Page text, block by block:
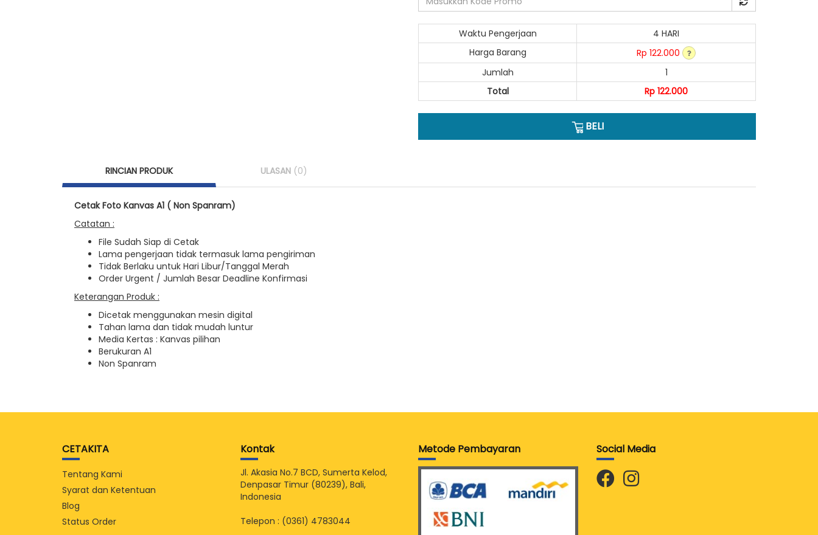
Waktu Pengerjaan
4 HARI
Harga Barang
Rp 122.000
Jumlah
1
Total
Rp 122.000
BELI
RINCIAN PRODUK ULASAN (0)
Cetak Foto Kanvas A1 ( Non Spanram)
Catatan :
File Sudah Siap di Cetak
Lama pengerjaan tidak termasuk lama pengiriman
Tidak Berlaku untuk Hari Libur/Tanggal Merah
Order Urgent / Jumlah Besar Deadline Konfirmasi
Keterangan Produk :
Dicetak menggunakan mesin digital
Tahan lama dan tidak mudah luntur
Media Kertas : Kanvas pilihan
Berukuran A1
Non Spanram
CETAKITA
Tentang Kami
Syarat dan Ketentuan
Blog
Status Order
Kontak
Jl. Akasia No.7 BCD, Sumerta Kelod,
Denpasar Timur (80239), Bali,
Indonesia
Telepon : (0361) 4783044
Metode Pembayaran Social Media